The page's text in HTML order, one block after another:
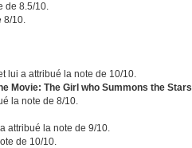
de 8.5/10.
8/10.
lui a attribué la note de 10/10.
Movie: The Girl who Summons the Stars
la note de 8/10.
attribué la note de 9/10.
de 10/10.